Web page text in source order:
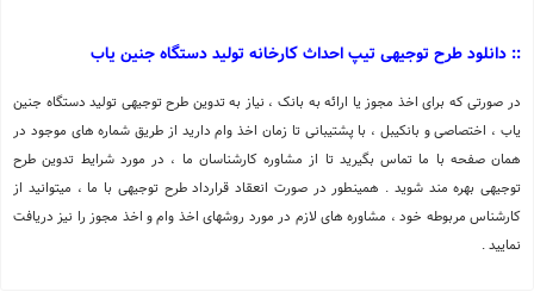
:: دانلود طرح توجیهی تیپ احداث کارخانه تولید دستگاه جنین یاب
در صورتی که برای اخذ مجوز یا ارائه به بانک ، نیاز به تدوین طرح توجیهی تولید دستگاه جنین
یاب ، اختصاصی و بانکیبل ، با پشتیبانی تا زمان اخذ وام دارید از طریق شماره های موجود در
همان صفحه با ما تماس بگیرید تا از مشاوره کارشناسان ما ، در مورد شرایط تدوین طرح
توجیهی بهره مند شوید . همینطور در صورت انعقاد قرارداد طرح توجیهی با ما ، میتوانید از
کارشناس مربوطه خود ، مشاوره های لازم در مورد روشهای اخذ وام و اخذ مجوز را نیز دریافت
نمایید .